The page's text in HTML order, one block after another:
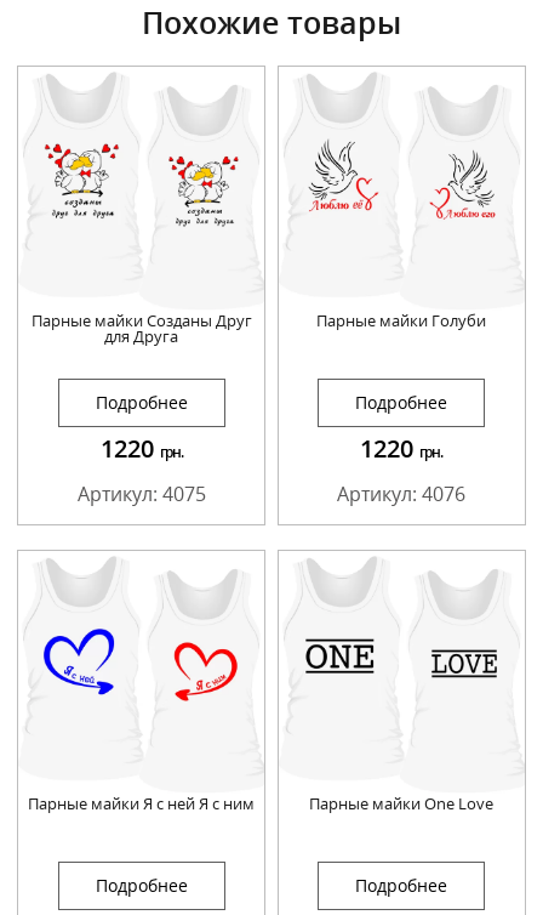
Похожие товары
Парные майки Созданы Друг
для Друга
Подробнее
1220 грн.
Артикул: 4075
Парные майки Голуби
Подробнее
1220 грн.
Артикул: 4076
Парные майки Я с ней Я с ним
Подробнее
Парные майки One Love
Подробнее